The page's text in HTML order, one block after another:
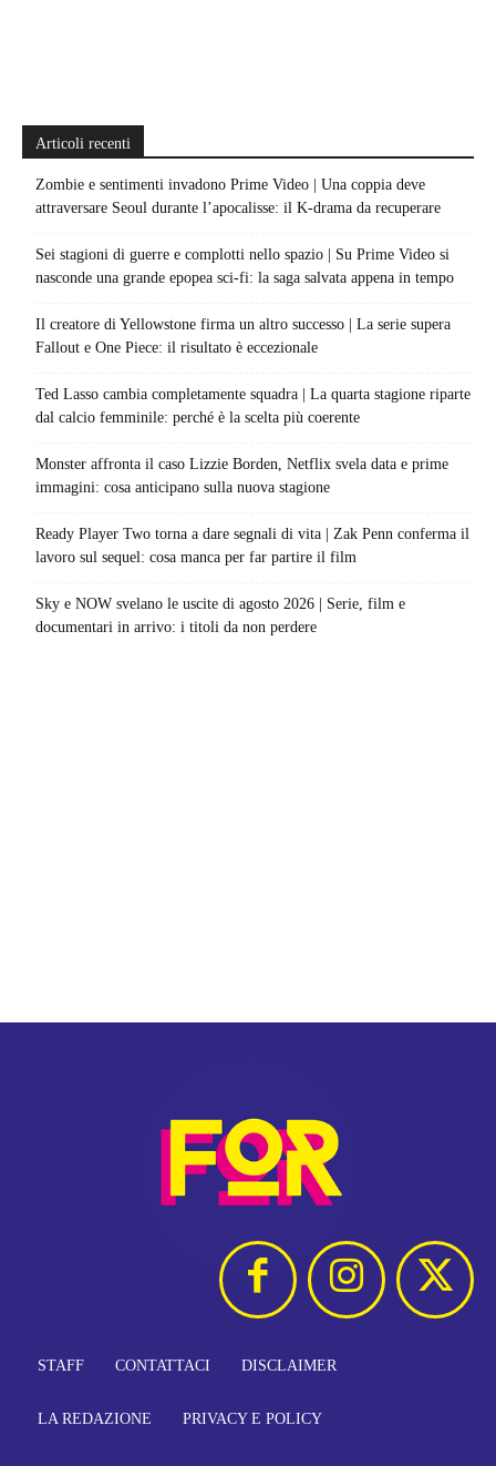
Articoli recenti
Zombie e sentimenti invadono Prime Video | Una coppia deve
attraversare Seoul durante l’apocalisse: il K-drama da recuperare
Sei stagioni di guerre e complotti nello spazio | Su Prime Video si
nasconde una grande epopea sci-fi: la saga salvata appena in tempo
Il creatore di Yellowstone firma un altro successo | La serie supera
Fallout e One Piece: il risultato è eccezionale
Ted Lasso cambia completamente squadra | La quarta stagione riparte
dal calcio femminile: perché è la scelta più coerente
Monster affronta il caso Lizzie Borden, Netflix svela data e prime
immagini: cosa anticipano sulla nuova stagione
Ready Player Two torna a dare segnali di vita | Zak Penn conferma il
lavoro sul sequel: cosa manca per far partire il film
Sky e NOW svelano le uscite di agosto 2026 | Serie, film e
documentari in arrivo: i titoli da non perdere
STAFF CONTATTACI DISCLAIMER
LA REDAZIONE PRIVACY E POLICY